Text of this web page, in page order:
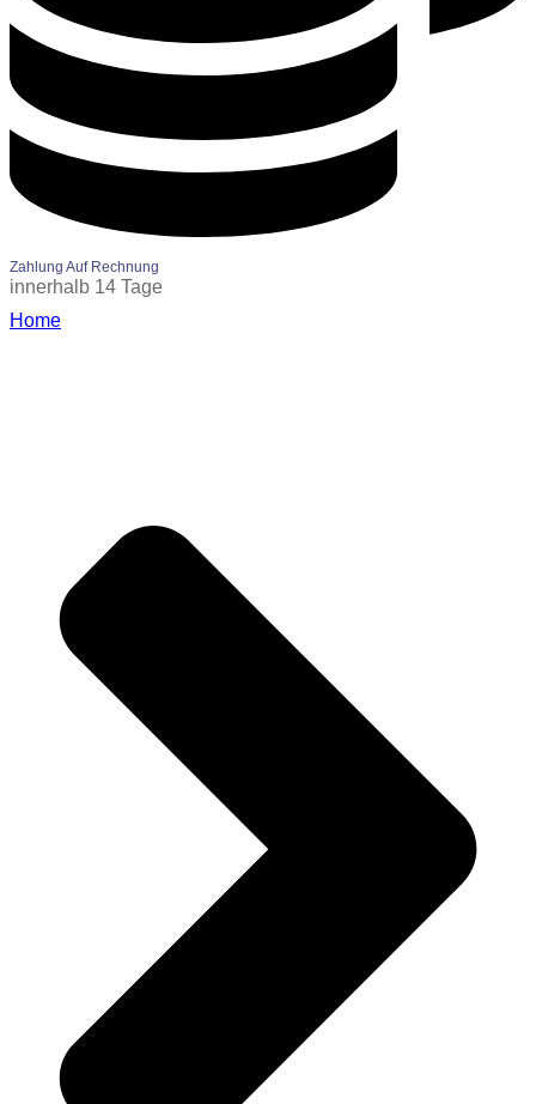
Zahlung Auf Rechnung
innerhalb 14 Tage
Home